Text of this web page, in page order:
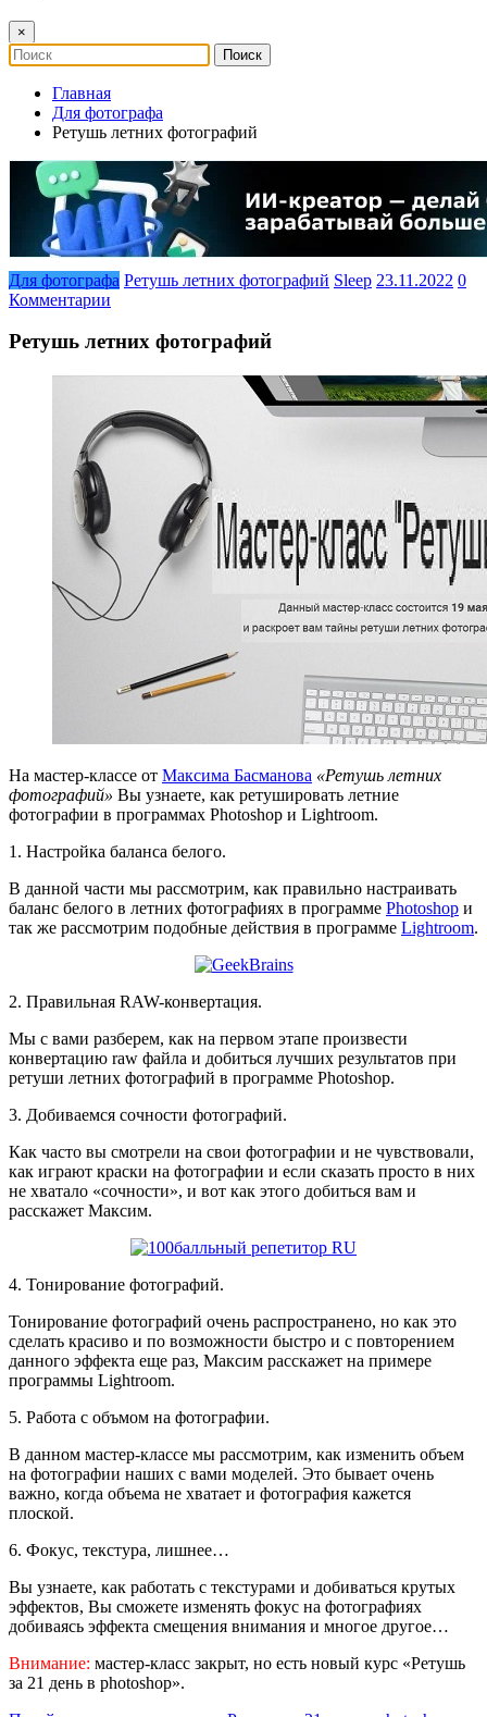
×
Главная
Для фотографа
Ретушь летних фотографий
Для фотографа Ретушь летних фотографий Sleep 23.11.2022 0
Комментарии
Ретушь летних фотографий
На мастер-классе от Максима Басманова «Ретушь летних
фотографий» Вы узнаете, как ретушировать летние
фотографии в программах Photoshop и Lightroom.
1. Настройка баланса белого.
В данной части мы рассмотрим, как правильно настраивать
баланс белого в летних фотографиях в программе Photoshop и
так же рассмотрим подобные действия в программе Lightroom.
2. Правильная RAW-конвертация.
Мы с вами разберем, как на первом этапе произвести
конвертацию raw файла и добиться лучших результатов при
ретуши летних фотографий в программе Photoshop.
3. Добиваемся сочности фотографий.
Как часто вы смотрели на свои фотографии и не чувствовали,
как играют краски на фотографии и если сказать просто в них
не хватало «сочности», и вот как этого добиться вам и
расскажет Максим.
4. Тонирование фотографий.
Тонирование фотографий очень распространено, но как это
сделать красиво и по возможности быстро и с повторением
данного эффекта еще раз, Максим расскажет на примере
программы Lightroom.
5. Работа с объмом на фотографии.
В данном мастер-классе мы рассмотрим, как изменить объем
на фотографии наших с вами моделей. Это бывает очень
важно, когда объема не хватает и фотография кажется
плоской.
6. Фокус, текстура, лишнее…
Вы узнаете, как работать с текстурами и добиваться крутых
эффектов, Вы сможете изменять фокус на фотографиях
добиваясь эффекта смещения внимания и многое другое…
Внимание: мастер-класс закрыт, но есть новый курс «Ретушь
за 21 день в photoshop».